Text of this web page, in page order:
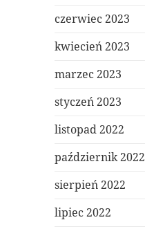
czerwiec 2023
kwiecień 2023
marzec 2023
styczeń 2023
listopad 2022
październik 2022
sierpień 2022
lipiec 2022